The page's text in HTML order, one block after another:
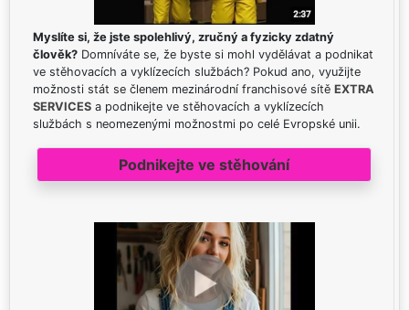
Myslíte si, že jste spolehlivý, zručný a fyzicky zdatný
člověk? Domníváte se, že byste si mohl vydělávat a podnikat
ve stěhovacích a vyklízecích službách? Pokud ano, využijte
možnosti stát se členem mezinárodní franchisové sítě EXTRA
SERVICES a podnikejte ve stěhovacích a vyklízecích
službách s neomezenými možnostmi po celé Evropské unii.
Podnikejte ve stěhování